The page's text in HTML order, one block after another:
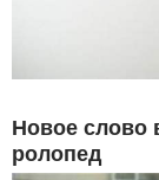
Новое слово
ролопед